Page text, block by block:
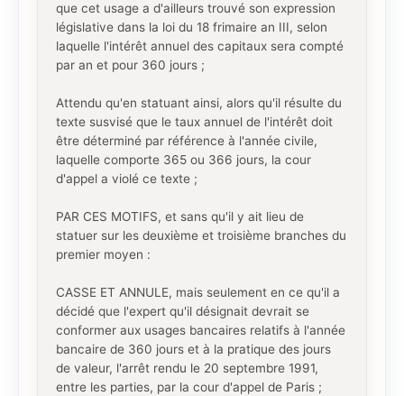
que cet usage a d'ailleurs trouvé son expression
législative dans la loi du 18 frimaire an III, selon
laquelle l'intérêt annuel des capitaux sera compté
par an et pour 360 jours ;
Attendu qu'en statuant ainsi, alors qu'il résulte du
texte susvisé que le taux annuel de l'intérêt doit
être déterminé par référence à l'année civile,
laquelle comporte 365 ou 366 jours, la cour
d'appel a violé ce texte ;
PAR CES MOTIFS, et sans qu'il y ait lieu de
statuer sur les deuxième et troisième branches du
premier moyen :
CASSE ET ANNULE, mais seulement en ce qu'il a
décidé que l'expert qu'il désignait devrait se
conformer aux usages bancaires relatifs à l'année
bancaire de 360 jours et à la pratique des jours
de valeur, l'arrêt rendu le 20 septembre 1991,
entre les parties, par la cour d'appel de Paris ;